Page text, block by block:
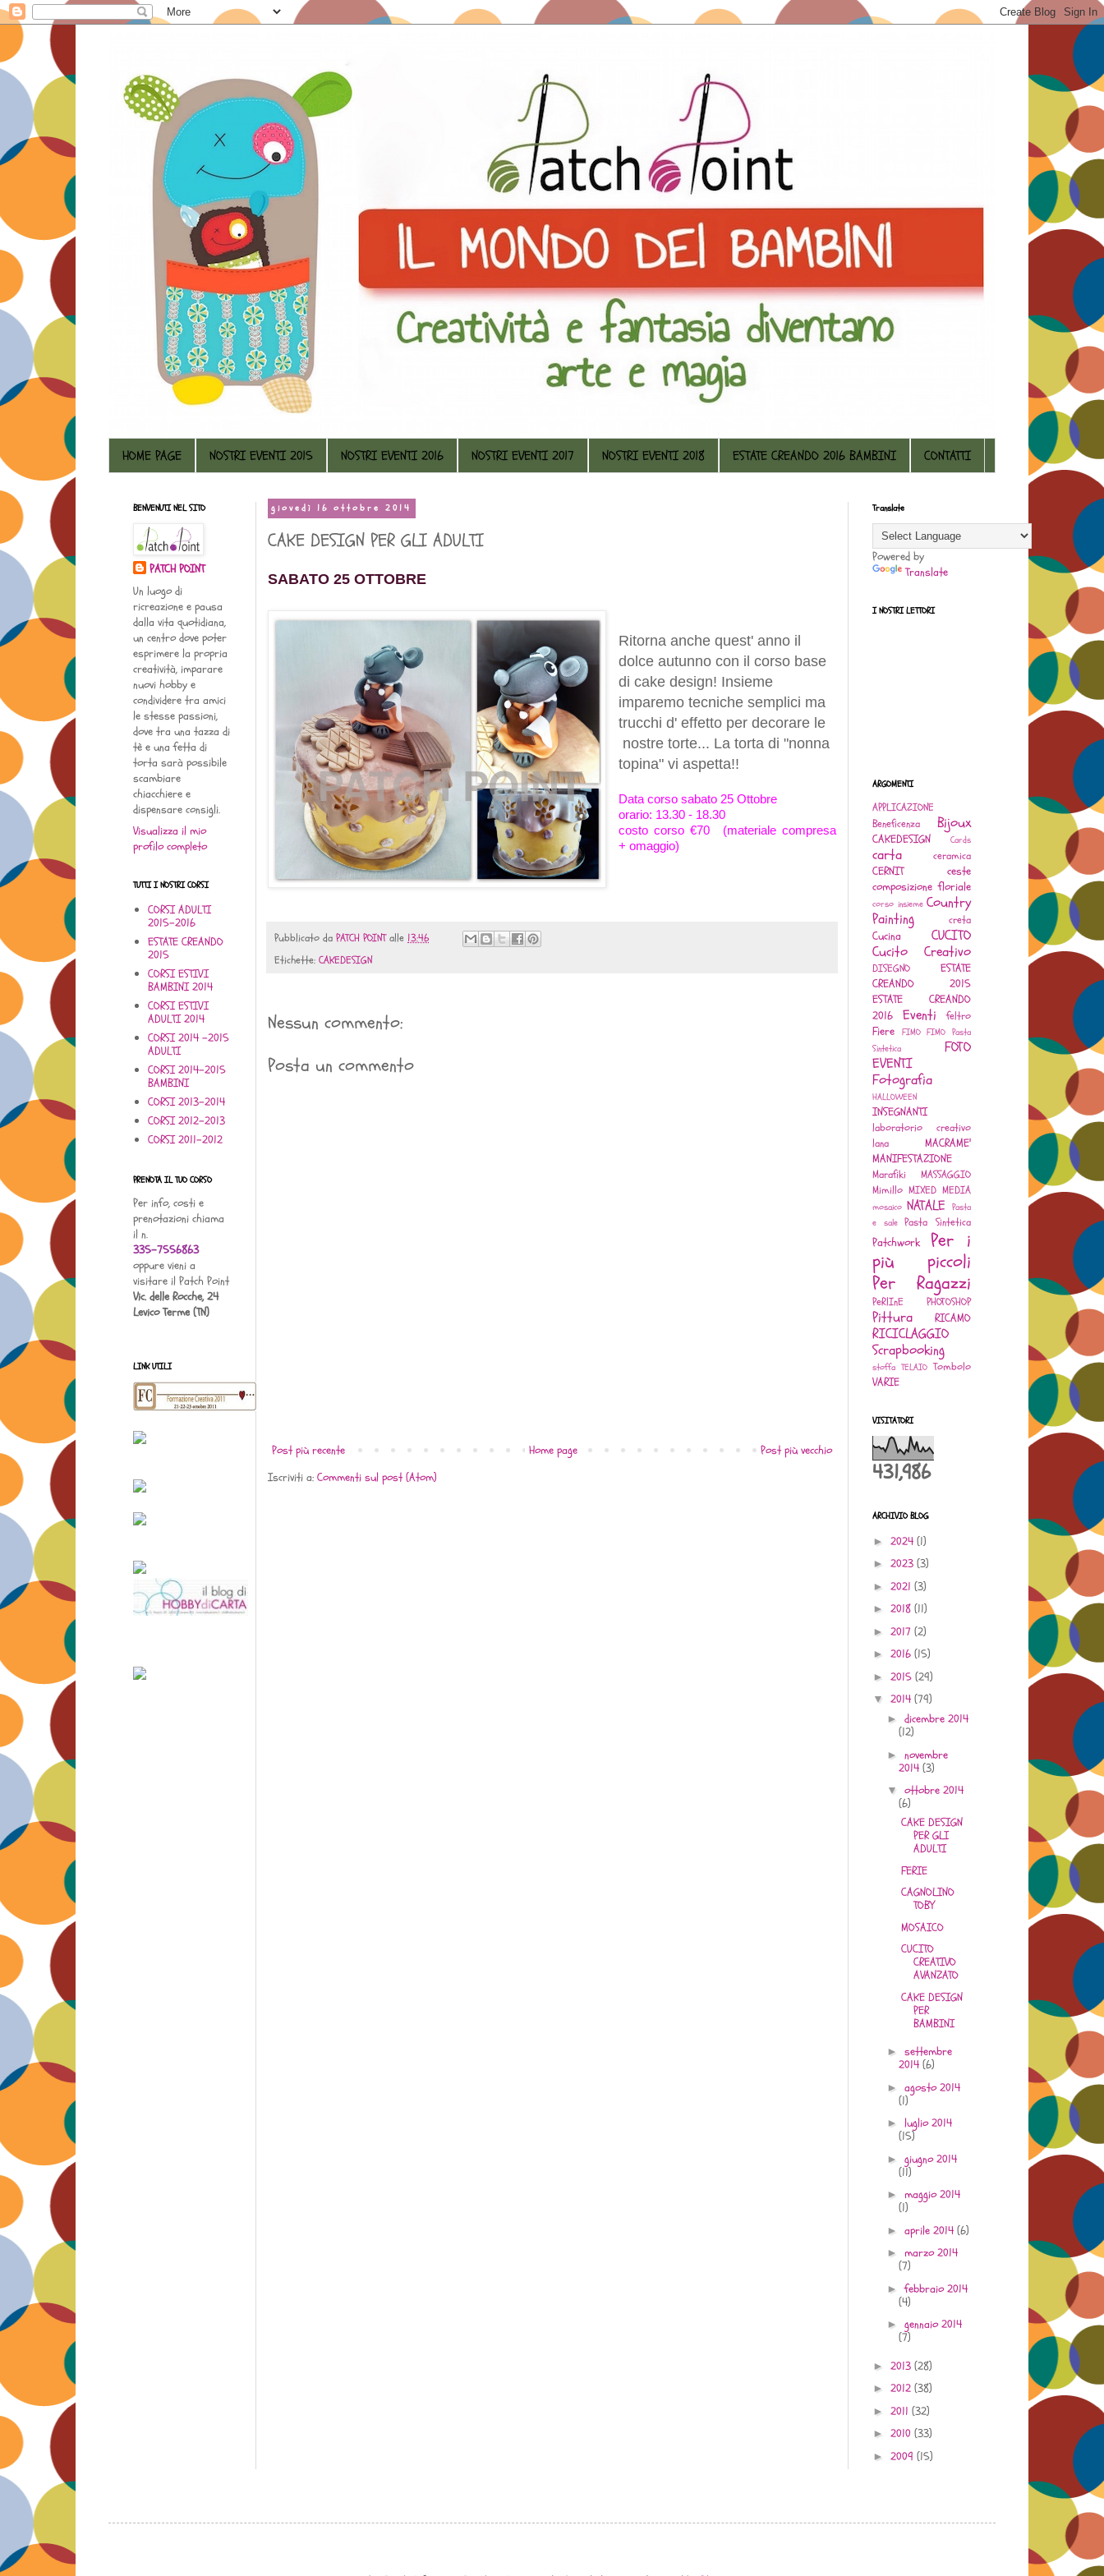
HOME PAGE NOSTRI EVENTI 2015 NOSTRI EVENTI 2016 NOSTRI EVENTI 2017 NOSTRI EVENTI 2018 ESTATE CREANDO 2016 BAMBINI CONTATTI
giovedì 16 ottobre 2014
CAKE DESIGN PER GLI ADULTI
SABATO 25 OTTOBRE
Ritorna anche quest' anno il
dolce autunno con il corso base
di cake design! Insieme
imparemo tecniche semplici ma
trucchi d' effetto per decorare le
nostre torte... La torta di "nonna
topina" vi aspetta!!
Data corso sabato 25 Ottobre
orario: 13.30 - 18.30
costo corso €70 (materiale compresa
+ omaggio)
Pubblicato da PATCH POINT alle 13:46
Etichette: CAKEDESIGN
Nessun commento:
Posta un commento
Post più recente Post più vecchio
Home page
Iscriviti a: Commenti sul post (Atom)
BENVENUTI NEL SITO
PATCH POINT
Un luogo di
ricreazione e pausa
dalla vita quotidiana,
un centro dove poter
esprimere la propria
creatività, imparare
nuovi hobby e
condividere tra amici
le stesse passioni,
dove tra una tazza di
tè e una fetta di
torta sarà possibile
scambiare
chiacchiere e
dispensare consigli.
Visualizza il mio
profilo completo
TUTTI I NOSTRI CORSI
CORSI ADULTI
2015-2016
ESTATE CREANDO
2015
CORSI ESTIVI
BAMBINI 2014
CORSI ESTIVI
ADULTI 2014
CORSI 2014 -2015
ADULTI
CORSI 2014-2015
BAMBINI
CORSI 2013-2014
CORSI 2012-2013
CORSI 2011-2012
PRENOTA IL TUO CORSO
Per info, costi e
prenotazioni chiama
il n.
335-7556863
oppure vieni a
visitare il Patch Point
Vic. delle Rocche, 24
Levico Terme (TN)
LINK UTILI
Translate
Powered by
Translate
I NOSTRI LETTORI
ARGOMENTI
APPLICAZIONE
Beneficenza
Bijoux
CAKEDESIGN Cards
carta ceramica
CERNIT
ceste
composizione floriale
corso insieme Country
Painting
creta
Cucina
CUCITO
Cucito Creativo
DISEGNO
ESTATE
CREANDO 2015
ESTATE CREANDO
2016
Eventi feltro
Fiere FIMO FIMO Pasta
Sintetica
FOTO
EVENTI
Fotografia
HALLOWEEN
INSEGNANTI
laboratorio creativo
lana
MACRAME'
MANIFESTAZIONE
Marafiki
MASSAGGIO
Mimillo MIXED MEDIA
mosaico NATALE Pasta
e sale Pasta Sintetica
Patchwork
Per i
più piccoli
Per Ragazzi
PeRlInE PHOTOSHOP
Pittura RICAMO
RICICLAGGIO
Scrapbooking
stoffa TELAIO Tombolo
VARIE
VISITATORI
431,986
ARCHIVIO BLOG
► 2024 (1)
► 2023 (3)
► 2021 (3)
► 2018 (11)
► 2017 (2)
► 2016 (15)
► 2015 (29)
▼ 2014 (79)
► dicembre 2014
(12)
► novembre
2014 (3)
▼ ottobre 2014
(6)
CAKE DESIGN
PER GLI
ADULTI
FERIE
CAGNOLINO
TOBY
MOSAICO
CUCITO
CREATIVO
AVANZATO
CAKE DESIGN
PER
BAMBINI
► settembre
2014 (6)
► agosto 2014
(1)
► luglio 2014
(15)
► giugno 2014
(11)
► maggio 2014
(1)
► aprile 2014 (6)
► marzo 2014
(7)
►febbraio 2014
(4)
► gennaio 2014
(7)
► 2013 (28)
► 2012 (38)
► 2011 (32)
► 2010 (33)
► 2009 (15)